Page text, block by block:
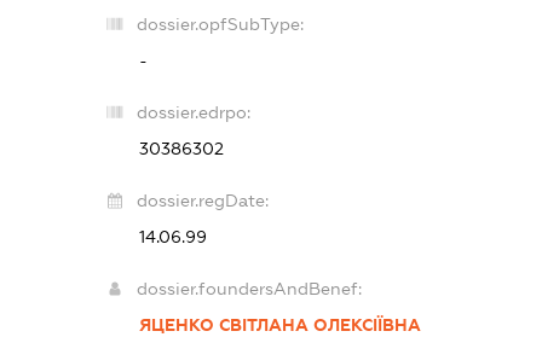
dossier.opfSubType:
-
dossier.edrpo:
30386302
dossier.regDate:
14.06.99
dossier.foundersAndBenef:
ЯЦЕНКО СВІТЛАНА ОЛЕКСІЇВНА